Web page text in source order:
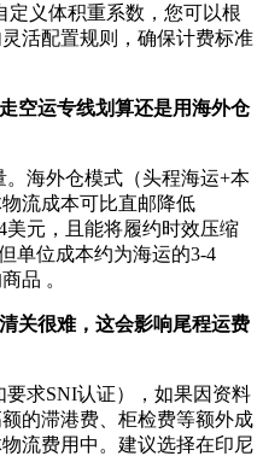
定义体积重系数，您可以根
活配置规则，确保计费标准
空运专线划算还是用海外仓
海外仓模式（头程海运+本
流成本可比直邮降低
美元，且能将履约时效压缩
单位成本约为海运的3-4
品 。
关很难，这会影响尾程运费
求SNI认证），如果因资料
的滞港费、柜检费等额外成
流费用中。建议选择在印尼